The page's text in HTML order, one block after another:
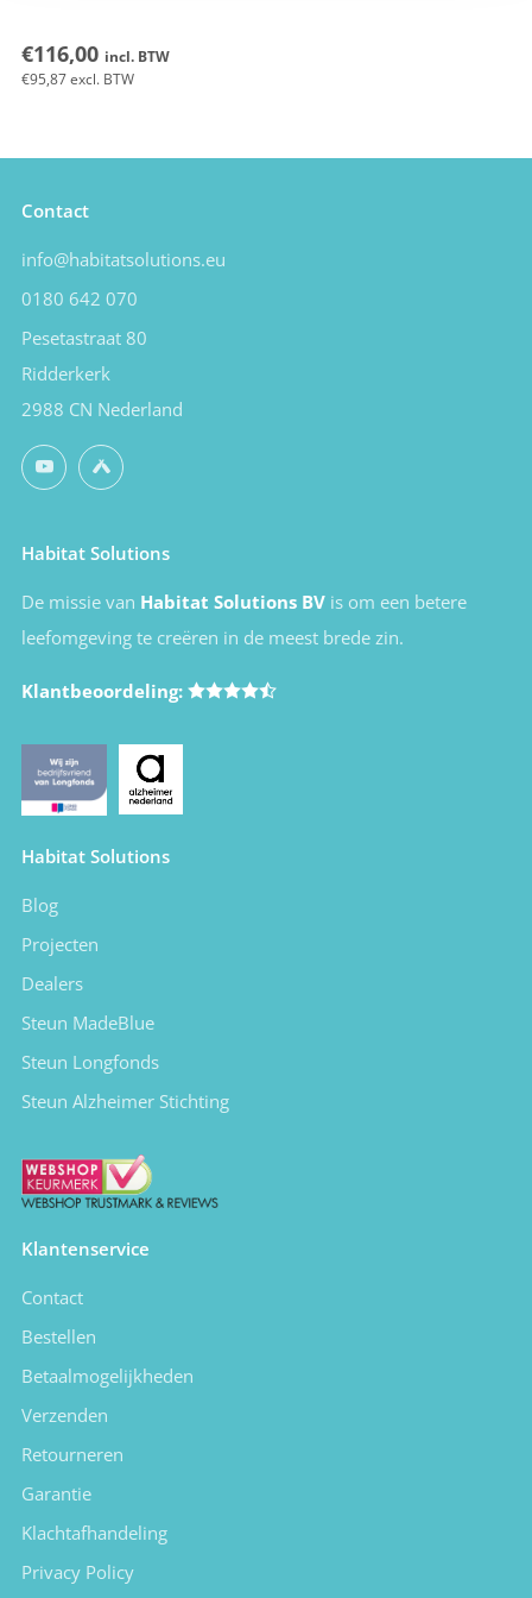
€116,00 incl. BTW
€95,87excl. BTW
Contact
info@habitatsolutions.eu
0180 642 070
Pesetastraat 80
Ridderkerk
2988 CN Nederland
YouTubeUntappd
Habitat Solutions
De missie van Habitat Solutions BV is om een betere
leefomgeving te creëren in de meest brede zin.
Klantbeoordeling:
Habitat Solutions
Blog
Projecten
Dealers
Steun MadeBlue
Steun Longfonds
Steun Alzheimer Stichting
Klantenservice
Contact
Bestellen
Betaalmogelijkheden
Verzenden
Retourneren
Garantie
Klachtafhandeling
Privacy Policy